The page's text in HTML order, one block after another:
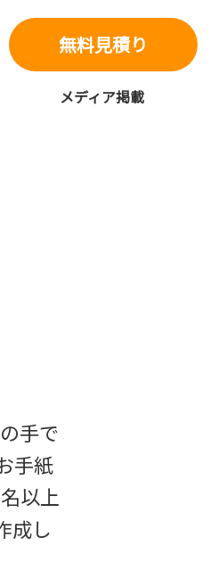
無料見積り
メディア掲載
手で
手紙
以上
成し